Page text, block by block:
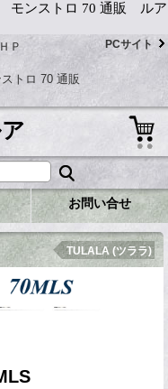
モンストロ 70 通販 ルア
Ｐ
トロ 70 通販
PCサイト
お問い合せ
TULALA (ツララ)